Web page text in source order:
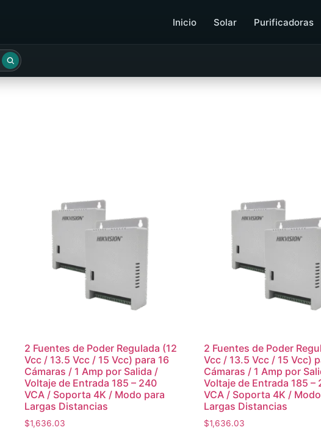
Inicio Solar Purificadoras
2 Fuentes de Poder Regulada (12
Vcc / 13.5 Vcc / 15 Vcc) para 16
Cámaras / 1 Amp por Salida /
Voltaje de Entrada 185 – 240
VCA / Soporta 4K / Modo para
Largas Distancias
$1,636.03
2 Fuentes de Poder
Vcc / 13.5 Vcc / 15 Vcc)
Cámaras / 1 Amp por
Voltaje de Entrada 185 –
VCA / Soporta 4K /
Largas Distancias
$1,636.03